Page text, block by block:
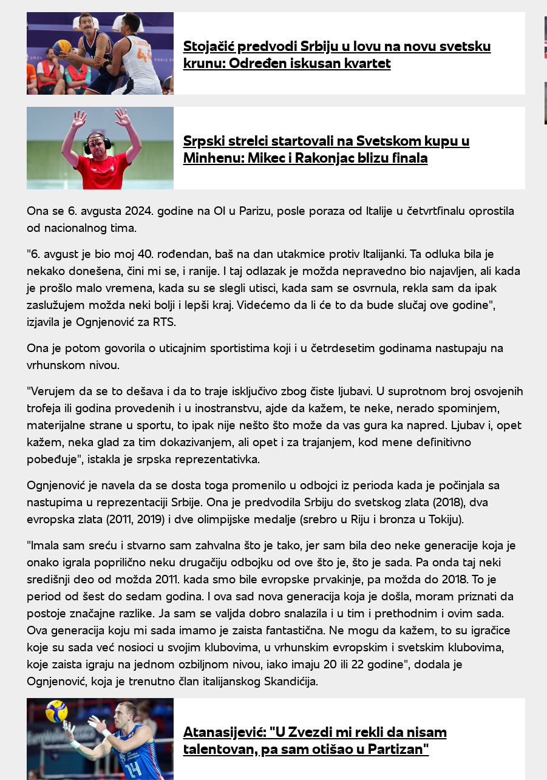
Stojačić predvodi Srbiju u lovu na novu svetsku
krunu: Određen iskusan kvartet
Srpski strelci startovali na Svetskom kupu u
Minhenu: Mikec i Rakonjac blizu finala
Ona se 6. avgusta 2024. godine na OI u Parizu, posle poraza od Italije u četvrtfinalu oprostila
od nacionalnog tima.
"6. avgust je bio moj 40. rođendan, baš na dan utakmice protiv Italijanki. Ta odluka bila je
nekako donešena, čini mi se, i ranije. I taj odlazak je možda nepravedno bio najavljen, ali kada
je prošlo malo vremena, kada su se slegli utisci, kada sam se osvrnula, rekla sam da ipak
zaslužujem možda neki bolji i lepši kraj. Videćemo da li će to da bude slučaj ove godine",
izjavila je Ognjenović za RTS.
Ona je potom govorila o uticajnim sportistima koji i u četrdesetim godinama nastupaju na
vrhunskom nivou.
"Verujem da se to dešava i da to traje isključivo zbog čiste ljubavi. U suprotnom broj osvojenih
trofeja ili godina provedenih i u inostranstvu, ajde da kažem, te neke, nerado spominjem,
materijalne strane u sportu, to ipak nije nešto što može da vas gura ka napred. Ljubav i, opet
kažem, neka glad za tim dokazivanjem, ali opet i za trajanjem, kod mene definitivno
pobeđuje", istakla je srpska reprezentativka.
Ognjenović je navela da se dosta toga promenilo u odbojci iz perioda kada je počinjala sa
nastupima u reprezentaciji Srbije. Ona je predvodila Srbiju do svetskog zlata (2018), dva
evropska zlata (2011, 2019) i dve olimpijske medalje (srebro u Riju i bronza u Tokiju).
"Imala sam sreću i stvarno sam zahvalna što je tako, jer sam bila deo neke generacije koja je
onako igrala poprilično neku drugačiju odbojku od ove što je, što je sada. Pa onda taj neki
središnji deo od možda 2011. kada smo bile evropske prvakinje, pa možda do 2018. To je
period od šest do sedam godina. I ova sad nova generacija koja je došla, moram priznati da
postoje značajne razlike. Ja sam se valjda dobro snalazila i u tim i prethodnim i ovim sada.
Ova generacija koju mi sada imamo je zaista fantastična. Ne mogu da kažem, to su igračice
koje su sada već nosioci u svojim klubovima, u vrhunskim evropskim i svetskim klubovima,
koje zaista igraju na jednom ozbiljnom nivou, iako imaju 20 ili 22 godine", dodala je
Ognjenović, koja je trenutno član italijanskog Skandićija.
Atanasijević: "U Zvezdi mi rekli da nisam
talentovan, pa sam otišao u Partizan"